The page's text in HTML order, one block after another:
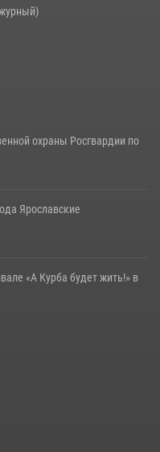
охраны Росгвардии по
Ярославские
«А Курба будет жить!» в